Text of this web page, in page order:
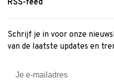
RSS-feed
Schrijf je in voor onze
van de laatste updates en